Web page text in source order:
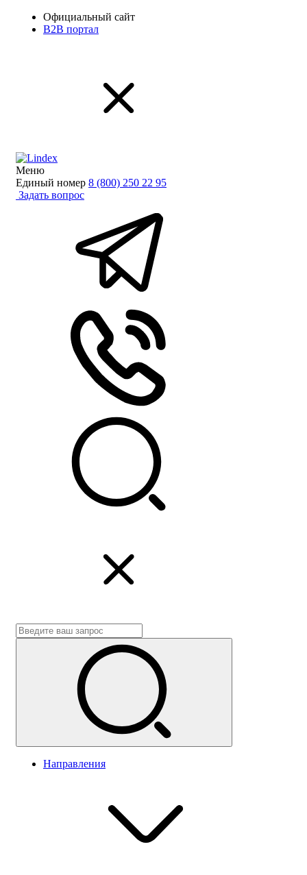
Официальный сайт
B2B портал
Меню
Единый номер 8 (800) 250 22 95
Задать вопрос
Направления